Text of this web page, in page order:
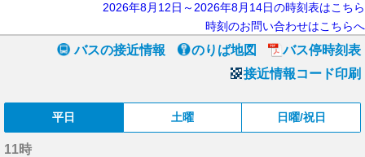
2026年8月12日～2026年8月14日の時刻表はこちら
時刻のお問い合わせはこちらへ
バスの接近情報 のりば地図
バス停時刻表
接近情報コード印刷
平日 土曜 日曜/祝日
11時